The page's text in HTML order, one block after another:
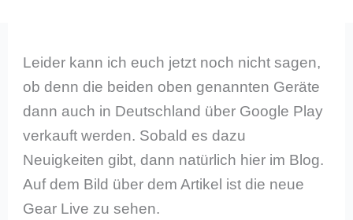
Leider kann ich euch jetzt noch nicht sagen,
ob denn die beiden oben genannten Geräte
dann auch in Deutschland über Google Play
verkauft werden. Sobald es dazu
Neuigkeiten gibt, dann natürlich hier im Blog.
Auf dem Bild über dem Artikel ist die neue
Gear Live zu sehen.